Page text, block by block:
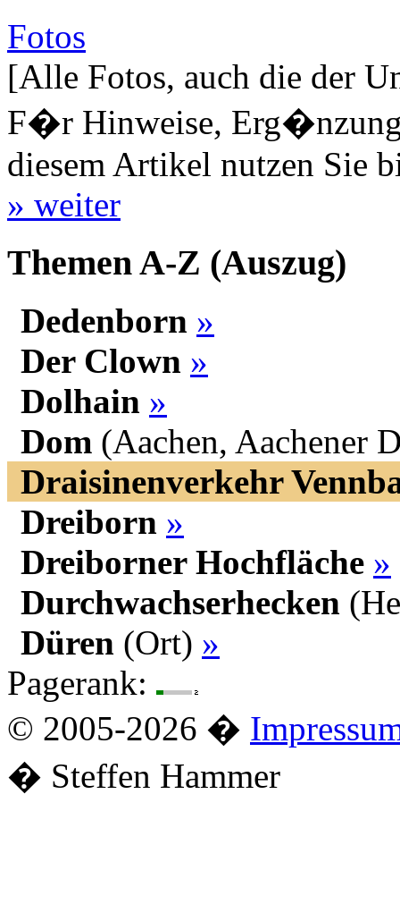
Fotos
[Alle Fotos, auch die der
F�r Hinweise,
diesem Artikel nutzen Sie
» weiter
Themen A-Z (Auszug)
Dedenborn »
Der Clown »
Dolhain »
Dom (Aachen, Aachener
Draisinenverkehr
Dreiborn »
Dreiborner Hochfläche »
Durchwachserhecken
Düren (Ort) »
Pagerank:
© 2005-2026 �
� Steffen Hammer